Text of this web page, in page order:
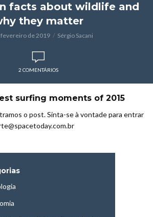
facts about wildlife and
they matter
de 2019 Sérgio Sacani
2 COMENTÁRIOS
surfing moments of 2015
o post. Sinta-se à vontade para entrar